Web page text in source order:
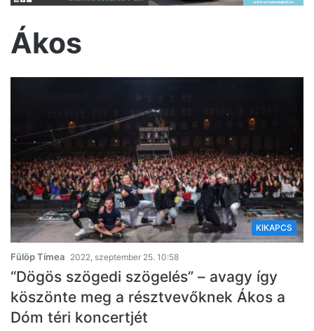
Ákos
KIKAPCS
Fülöp Tímea 2022, szeptember 25. 10:58
“Dögös szögedi szögelés” – avagy így
köszönte meg a résztvevőknek Ákos a
Dóm téri koncertjét